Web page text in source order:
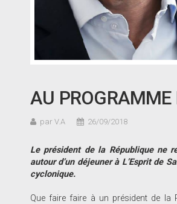
AU PROGRAMME
par V.A 26/09/2018
Le président de la République ne
autour d’un déjeuner à L’Esprit de
cyclonique.
Que faire faire à un président de la